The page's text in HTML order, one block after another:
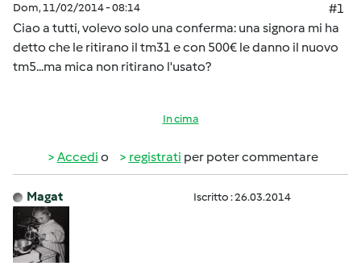
Dom, 11/02/2014 - 08:14
#1
Ciao a tutti, volevo solo una conferma: una signora mi ha
detto che le ritirano il tm31 e con 500€ le danno il nuovo
tm5...ma mica non ritirano l'usato?
In cima
Accedi o registrati per poter commentare
Magat Iscritto : 26.03.2014